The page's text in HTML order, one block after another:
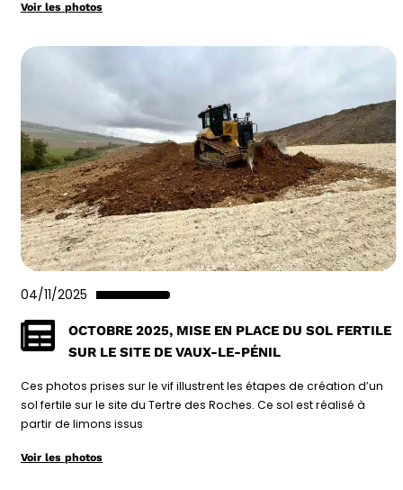
Voir les photos
04/11/2025
OCTOBRE 2025, MISE EN PLACE DU SOL FERTILE
SUR LE SITE DE VAUX-LE-PÉNIL
Ces photos prises sur le vif illustrent les étapes de création d’un
sol fertile sur le site du Tertre des Roches. Ce sol est réalisé à
partir de limons issus
Voir les photos